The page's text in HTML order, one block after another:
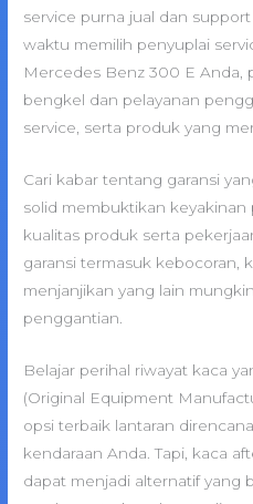
service purna jual dan
waktu memilih penyuplai
Mercedes Benz 300 E Anda,
bengkel dan pelayanan
service, serta produk yang
Cari kabar tentang garansi
solid membuktikan keyakinan
kualitas produk serta
garansi termasuk kebocoran,
menjanjikan yang lain
penggantian.
Belajar perihal riwayat kaca
(Original Equipment
opsi terbaik lantaran
kendaraan Anda. Tapi, kaca
dapat menjadi alternatif yang